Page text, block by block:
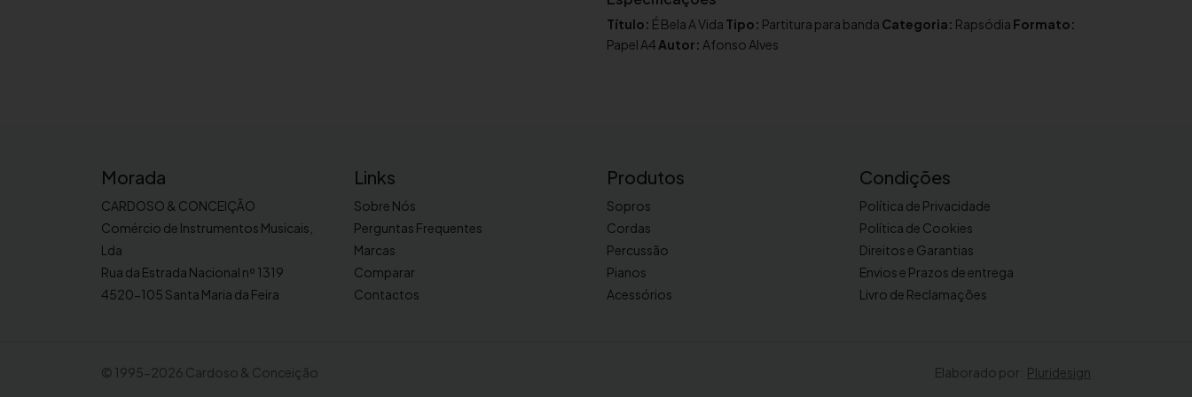
d
e
É
V
d
p
o
Título: É Bela A Vida Tipo: Partitura para banda Categoria: Rapsódia Formato:
Papel A4 Autor: Afonso Alves
Morada
CARDOSO & CONCEIÇÃO
Comércio de Instrumentos Musicais,
Lda
Rua da Estrada Nacional nº 1319
4520-105 Santa Maria da Feira
Links
Sobre Nós
Perguntas Frequentes
Marcas
Comparar
Contactos
Produtos
Sopros
Cordas
Percussão
Pianos
Acessórios
Condições
Política de Privacidade
Política de Cookies
Direitos e Garantias
Envios e Prazos de entrega
Livro de Reclamações
© 1995-2026 Cardoso & Conceição Elaborado por: Pluridesign